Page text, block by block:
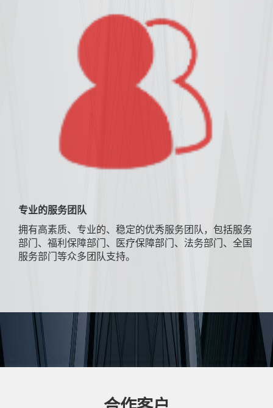
专业的服务团队
拥有高素质、专业的、稳定的优秀服务团队，包括服务
部门、福利保障部门、医疗保障部门、法务部门、全国
服务部门等众多团队支持。